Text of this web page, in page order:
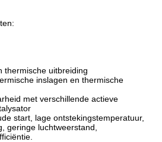
thermische uitbreiding
inslagen en thermische
met verschillende actieve
start, lage ontstekingstemperatuur,
geringe luchtweerstand,